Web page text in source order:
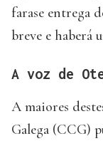
farase entrega
breve e haberá
A voz de
A maiores
Galega (CCG)